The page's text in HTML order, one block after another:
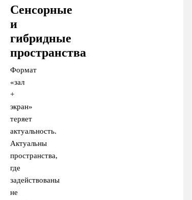
Сенсорные
и
гибридные
пространства
Формат
«зал
+
экран»
теряет
актуальность.
Актуальны
пространства,
где
задействованы
не